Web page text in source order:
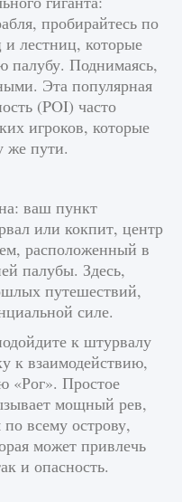
пробирайтесь по
лестниц, которые
палубу. Поднимаясь,
Эта популярная
(POI) часто
игроков, которые
же пути.
ваш пункт
или кокпит, центр
расположенный в
палубы. Здесь,
путешествий,
силе.
к штурвалу
к взаимодействию,
«Рог». Простое
мощный рев,
всему острову,
может привлечь
и опасность.